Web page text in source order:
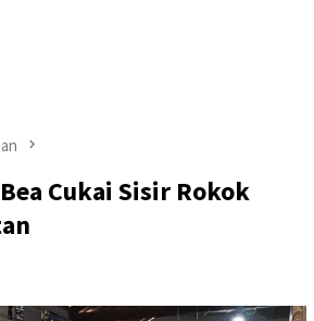
Cukai Sisir Rokok